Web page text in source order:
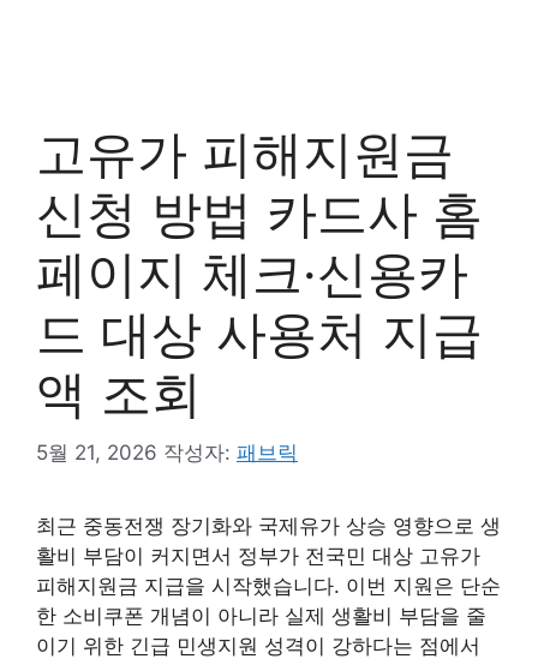
고유가 피해지원금
신청 방법 카드사 홈
페이지 체크·신용카
드 대상 사용처 지급
액 조회
5월 21, 2026 작성자: 패브릭
최근 중동전쟁 장기화와 국제유가 상승 영향으로 생
활비 부담이 커지면서 정부가 전국민 대상 고유가
피해지원금 지급을 시작했습니다. 이번 지원은 단순
한 소비쿠폰 개념이 아니라 실제 생활비 부담을 줄
이기 위한 긴급 민생지원 성격이 강하다는 점에서